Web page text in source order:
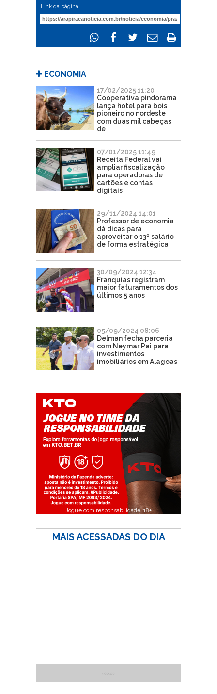
Link da página:
ECONOMIA
17/02/2025 11:20
Cooperativa pindorama
lança hotel para bois
pioneiro no nordeste
com duas mil cabeças
de
07/01/2025 11:49
Receita Federal vai
ampliar fiscalização
para operadoras de
cartões e contas
digitais
29/11/2024 14:01
Professor de economia
dá dicas para
aproveitar o 13º salário
de forma estratégica
30/09/2024 12:34
Franquias registram
maior faturamentos dos
últimos 5 anos
05/09/2024 08:06
Delman fecha parceria
com Neymar Pai para
investimentos
imobiliários em Alagoas
Jogue com responsabilidade. 18+
MAIS ACESSADAS DO DIA